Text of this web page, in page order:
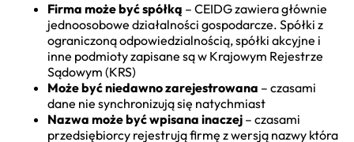
Firma może być spółką – CEIDG zawiera głównie
jednoosobowe działalności gospodarcze. Spółki z
ograniczoną odpowiedzialnością, spółki akcyjne i
inne podmioty zapisane są w Krajowym Rejestrze
Sądowym (KRS)
Może być niedawno zarejestrowana – czasami
dane nie synchronizują się natychmiast
Nazwa może być wpisana inaczej – czasami
przedsiębiorcy rejestrują firmę z wersją nazwy która